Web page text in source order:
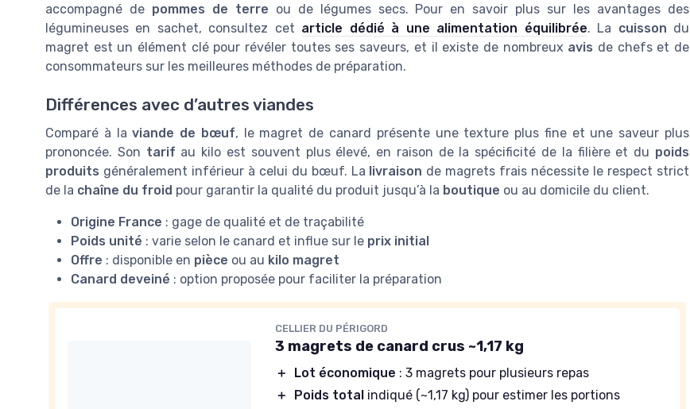
accompagné de pommes de terre ou de légumes secs. Pour en savoir plus sur les avantages des
légumineuses en sachet, consultez cet article dédié à une alimentation équilibrée. La cuisson du
magret est un élément clé pour révéler toutes ses saveurs, et il existe de nombreux avis de chefs et de
consommateurs sur les meilleures méthodes de préparation.
Différences avec d’autres viandes
Comparé à laviande de bœuf, le magret de canard présente une texture plus fine et une saveur plus
prononcée. Son tarif au kilo est souvent plus élevé, en raison de la spécificité de la filière et du poids
produits généralement inférieur à celui du bœuf. La livraison de magrets frais nécessite le respect strict
de la chaîne du froid pour garantir la qualité du produit jusqu’à la boutique ou au domicile du client.
Origine France : gage de qualité et de traçabilité
Poids unité : varie selon le canard et influe sur le prix initial
Offre : disponible en pièce ou au kilo magret
Canard deveiné : option proposée pour faciliter la préparation
CELLIER DU PÉRIGORD
3 magrets de canard crus ~1,17 kg
＋ Lot économique : 3 magrets pour plusieurs repas
＋
Poids total indiqué (~1,17 kg) pour estimer les portions